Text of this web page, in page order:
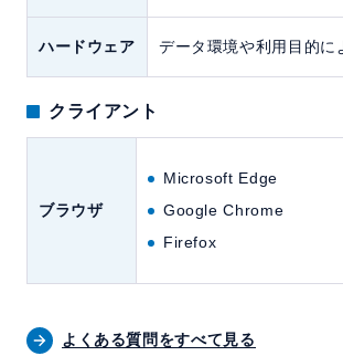
ハードウェア データ環境や利用目的
クライアント
ブラウザ
Microsoft Edge
Google Chrome
Firefox
よくある質問をすべて見る